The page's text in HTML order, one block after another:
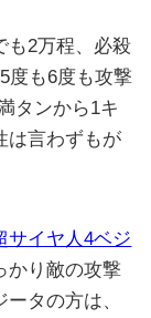
も2万程、必殺
度も6度も攻撃
タンから1キ
は言わずもが
サイヤ人4ベジ
かり敵の攻撃
タの方は、